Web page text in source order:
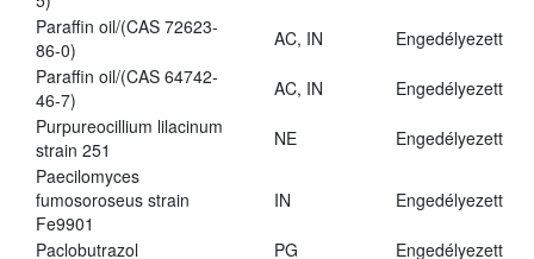
Paraffin oil/(CAS 72623-
86-0)
AC, IN
Engedélyezett
Paraffin oil/(CAS 64742-
46-7)
AC, IN
Engedélyezett
Purpureocillium lilacinum
strain 251
NE
Engedélyezett
Paecilomyces
fumosoroseus strain
Fe9901
IN Engedélyezett
Paclobutrazol PG
Engedélyezett